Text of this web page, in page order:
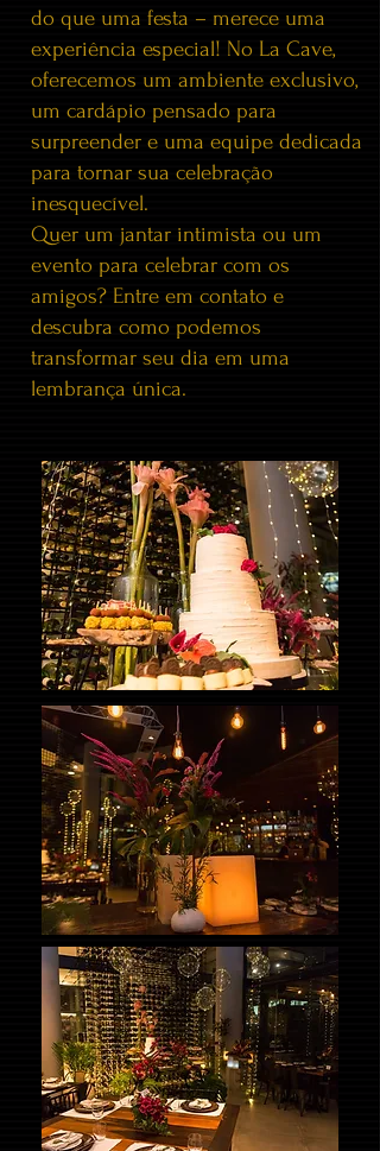
do que uma festa – merece uma
experiência especial! No La Cave,
oferecemos um ambiente exclusivo,
um cardápio pensado para
surpreender e uma equipe dedicada
para tornar sua celebração
inesquecível.
Quer um jantar intimista ou um
evento para celebrar com os
amigos? Entre em contato e
descubra como podemos
transformar seu dia em uma
lembrança única.